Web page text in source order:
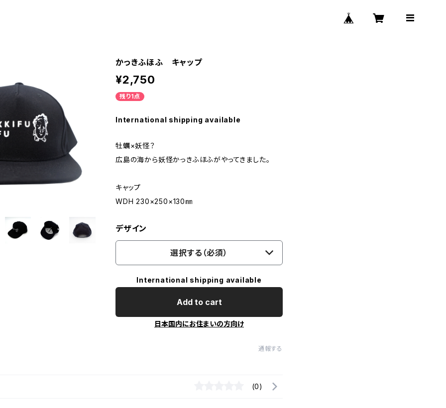
かっきふほふ キャップ
¥2,750
残り1点
International shipping available
牡蠣×妖怪？
広島の海から妖怪かっきふほふがやってきました。
キャップ
WDH 230×250×130㎜
デザイン
選択する（必須）
International shipping available
Add to cart
日本国内にお住まいの方向け
通報する
(0)